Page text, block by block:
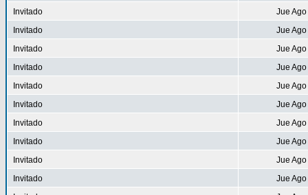
Invitado
Jue
Invitado
Jue
Invitado
Jue
Invitado
Jue
Invitado
Jue
Invitado
Jue
Invitado
Jue
Invitado
Jue
Invitado
Jue
Invitado
Jue